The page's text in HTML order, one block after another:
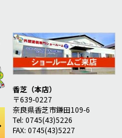
香芝（本店）
〒639-0227
奈良県香芝市鎌田109-6
Tel: 0745(43)5226
FAX: 0745(43)5227